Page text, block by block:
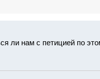
ли нам с петицией по